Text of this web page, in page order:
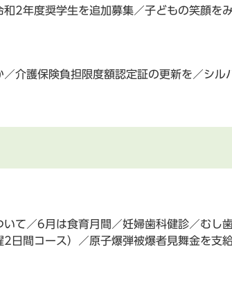
2年度奨学生を追加募集／子どもの笑顔を
介護保険負担限度額認定証の更新を／シ
て／6月は食育月間／妊婦歯科健診／むし
日間コース）／原子爆弾被爆者見舞金を支